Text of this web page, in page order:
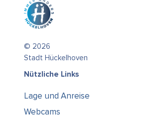
© 2026
Stadt Hückelhoven
Nützliche Links
Lage und Anreise
Webcams